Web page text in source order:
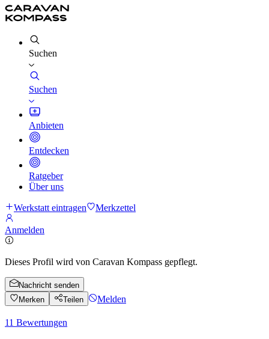
Suchen
Suchen
Anbieten
Entdecken
Ratgeber
Über uns
Werkstatt eintragen Merkzettel
Anmelden
Dieses Profil wird von Caravan Kompass gepflegt.
Nachricht senden
Merken
Teilen Melden
11 Bewertungen